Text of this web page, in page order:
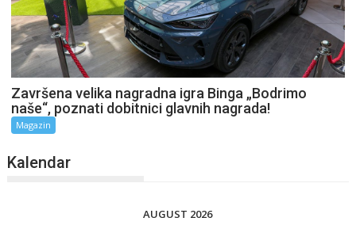
Završena velika nagradna igra Binga „Bodrimo
naše“, poznati dobitnici glavnih nagrada!
Magazin
Kalendar
AUGUST 2026